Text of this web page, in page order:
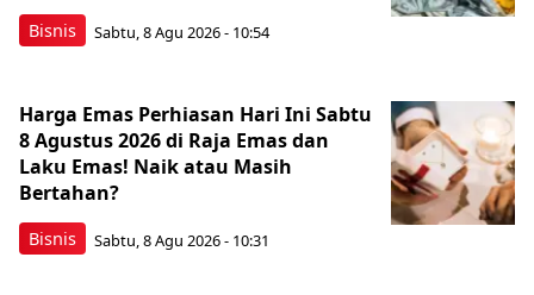
Bisnis Sabtu, 8 Agu 2026 - 10:54
Bisnis
Harga Emas Perhiasan Hari Ini Sabtu
8 Agustus 2026 di Raja Emas dan
Laku Emas! Naik atau Masih
Bertahan?
Sabtu, 8 Agu 2026 - 10:31